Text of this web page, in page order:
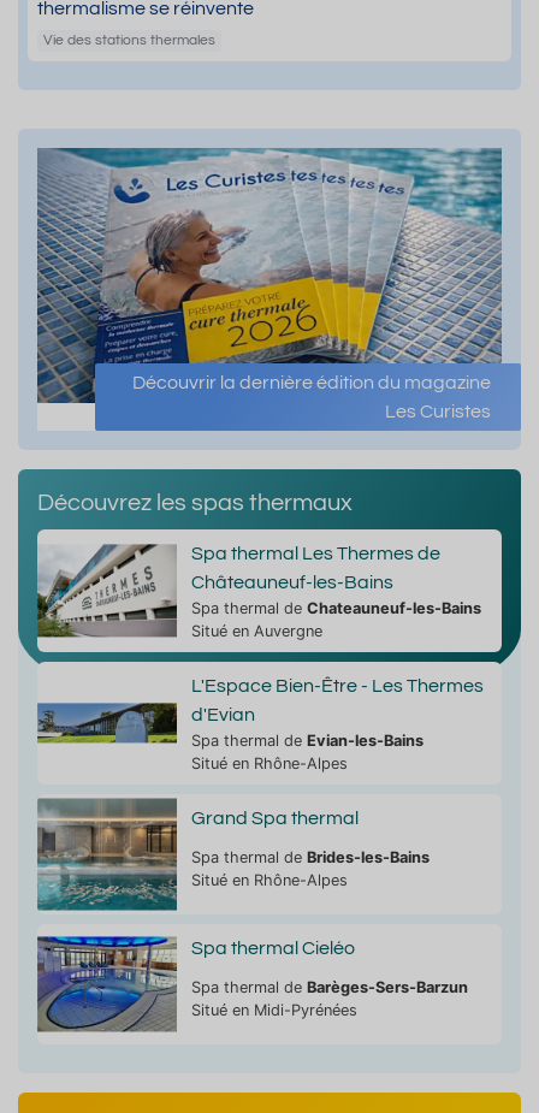
thermalisme se réinvente
Vie des stations thermales
Découvrir la dernière édition du magazine
Les Curistes
Découvrez les spas thermaux
Spa thermal Les Thermes de
Châteauneuf-les-Bains
Spa thermal de Chateauneuf-les-Bains
Situé en Auvergne
L'Espace Bien-Être - Les Thermes
d'Evian
Spa thermal de Evian-les-Bains
Situé en Rhône-Alpes
Grand Spa thermal
Spa thermal de Brides-les-Bains
Situé en Rhône-Alpes
Spa thermal Cieléo
Spa thermal de Barèges-Sers-Barzun
Situé en Midi-Pyrénées